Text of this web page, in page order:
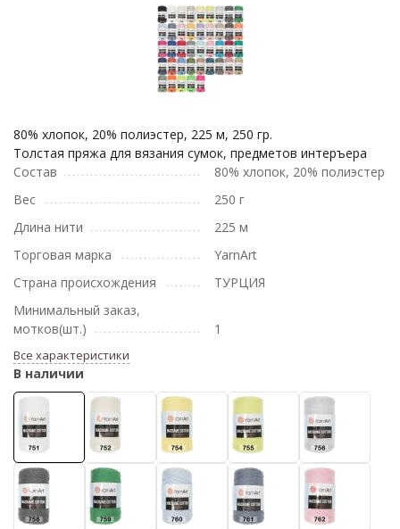
80% хлопок, 20% полиэстер, 225 м, 250 гр.
Толстая пряжа для вязания сумок, предметов интеръера
Состав
80% хлопок, 20% полиэстер
Вес
250 г
Длина нити
225 м
Торговая марка
YarnArt
Страна происхождения
ТУРЦИЯ
Минимальный заказ,
мотков(шт.)
1
Все характеристики
В наличии